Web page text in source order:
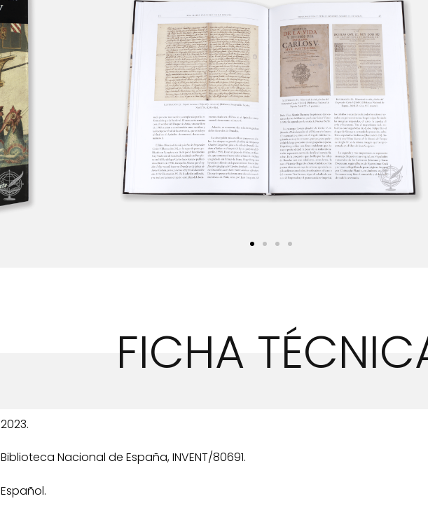
FICHA
2023.
Biblioteca Nacional de España, INVENT/80691.
Español.